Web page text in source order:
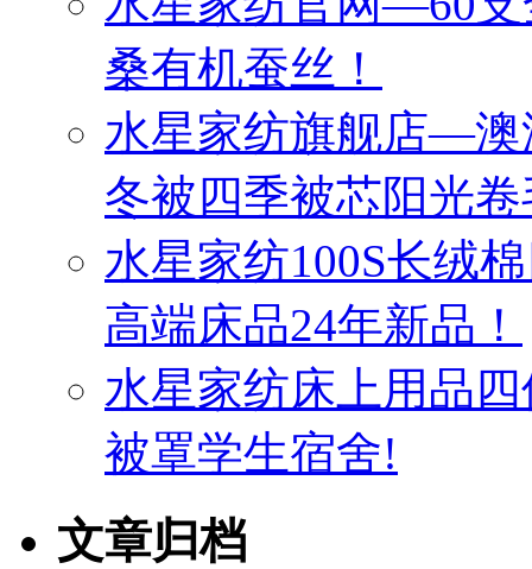
桑有机蚕丝！
水星家纺旗舰店—澳
冬被四季被芯阳光
水星家纺100S长绒
高端床品24年新品！
水星家纺床上用品
被罩学生宿舍!
文章归档